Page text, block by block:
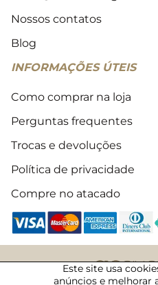
Nossos contatos
Blog
INFORMAÇÕES ÚTEIS
Como comprar na loja
Perguntas frequentes
Trocas e devoluções
Política de privacidade
Compre no atacado
Este site usa
anúncios e melhorar